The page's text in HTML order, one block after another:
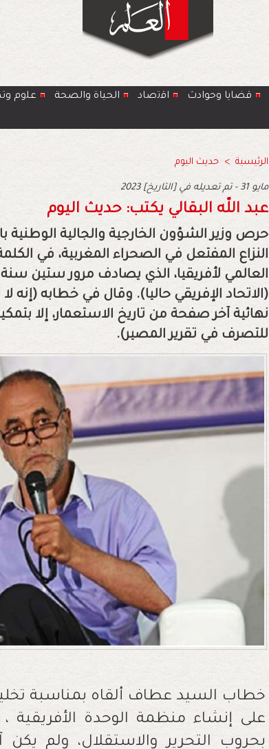
قضايا وحوادث اﻗﺗﺻﺎد الحياة والصحة ﻋﻠوم
الرئيسية > حديث اليوم
2023 مايو 31 - تم تعديله في [التاريخ]
عبد اللّه البقالي يكتب: حديث اليوم
حرص وزير الشؤون الخارجية والجالية الوطنية
النزاع المفتعل في الصحراء المغربية، في
العالمي لأفريقيا، الذي يصادف مرور ستين
(الاتحاد الإفريقي حاليا). وقال في خطابه (إنه
نهائية آخر صفحة من تاريخ الاستعمار، إلا
للتصرف في تقرير المصير).
خطاب السيد عطاف ألقاه بمناسبة
على إنشاء منظمة الوحدة الأفريقية
بحروب التحرير والاستقلال، ولم